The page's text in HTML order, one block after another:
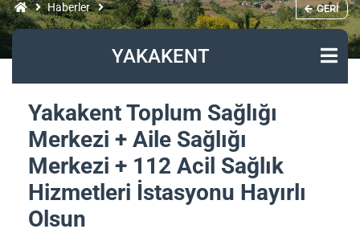
Haberler GERI
YAKAKENT
Yakakent Toplum Sağlığı
Merkezi + Aile Sağlığı
Merkezi + 112 Acil Sağlık
Hizmetleri İstasyonu Hayırlı
Olsun